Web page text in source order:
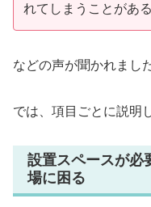
れてしまうことがある
などの声が聞かれまし
では、項目ごとに説明
設置スペースが必
場に困る